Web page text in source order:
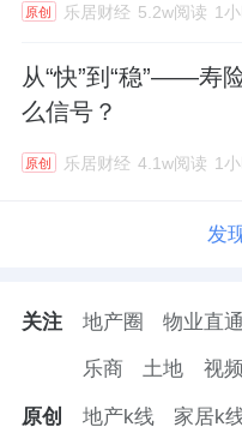
原创 乐居财经 5.2w阅读 1
从“快”到“稳”——寿
么信号？
原创 乐居财经 4.1w阅读 1
发
关注 地产圈 物业直
乐商 土地 视频
原创 地产k线 家居k